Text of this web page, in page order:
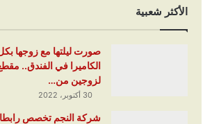
الأكثر شعبية
صورت ليلتها مع زوجها
الكاميرا في الفندق..
لزوجين من…
30 أكتوبر، 2022
شركة النجم تخصص رابطا